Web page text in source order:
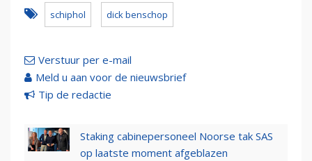
schiphol dick benschop
Verstuur per e-mail
Meld u aan voor de nieuwsbrief
Tip de redactie
Staking cabinepersoneel Noorse tak SAS
op laatste moment afgeblazen